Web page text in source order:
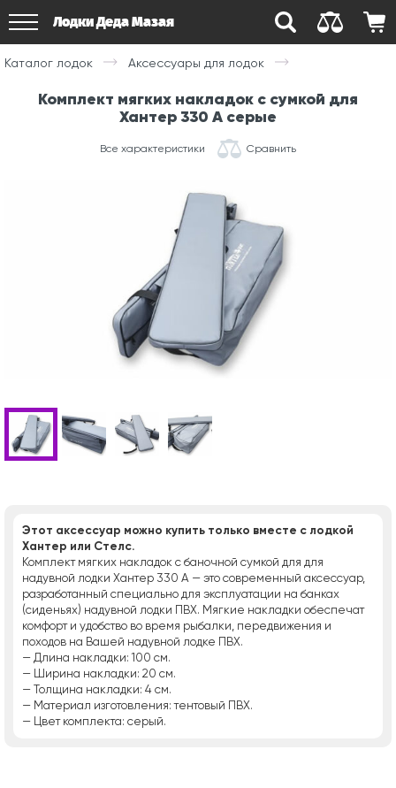
Лодки Деда Мазая
Каталог лодок Аксессуары для лодок
Комплект мягких накладок с сумкой для
Хантер 330 А серые
Все характеристики Сравнить
Этот аксессуар можно купить только вместе с лодкой
Хантер или Стелс.
Комплект мягких накладок с баночной сумкой для для
надувной лодки Хантер 330 А — это современный аксессуар,
разработанный специально для эксплуатации на банках
(сиденьях) надувной лодки ПВХ. Мягкие накладки обеспечат
комфорт и удобство во время рыбалки, передвижения и
походов на Вашей надувной лодке ПВХ.
— Длина накладки: 100 см.
— Ширина накладки: 20 см.
— Толщина накладки: 4 см.
— Материал изготовления: тентовый ПВХ.
— Цвет комплекта: серый.